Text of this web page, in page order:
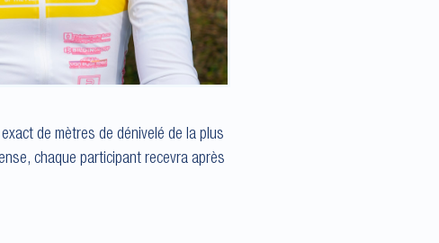
de mètres de dénivelé de la plus
chaque participant recevra après